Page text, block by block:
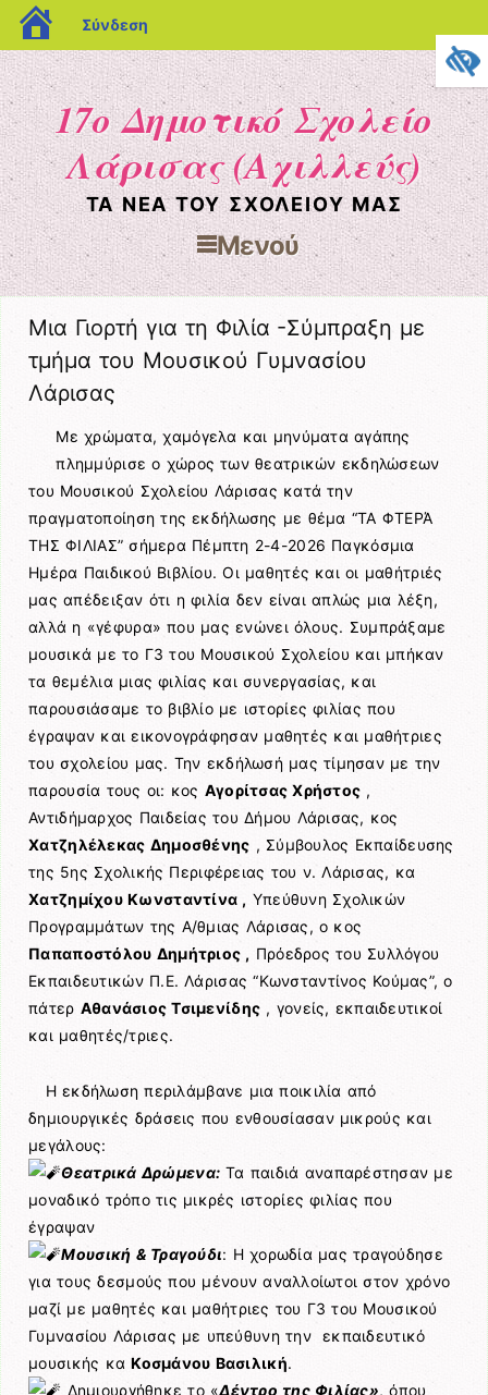
blogs.sch.gr
Σύνδεση
17ο Δημοτικό Σχολείο
Λάρισας (Αχιλλεύς)
ΤΑ ΝΈΑ ΤΟΥ ΣΧΟΛΕΊΟΥ ΜΑΣ
Μενού
Μετάβαση στο περιεχόμενο
Μια Γιορτή για τη Φιλία -Σύμπραξη με
τμήμα του Μουσικού Γυμνασίου
Λάρισας
Με χρώματα, χαμόγελα και μηνύματα αγάπης
πλημμύρισε ο χώρος των θεατρικών εκδηλώσεων
του Μουσικού Σχολείου Λάρισας κατά την
πραγματοποίηση της εκδήλωσης με θέμα “ΤΑ ΦΤΕΡΆ
ΤΗΣ ΦΙΛΙΑΣ” σήμερα Πέμπτη 2-4-2026 Παγκόσμια
Ημέρα Παιδικού Βιβλίου. Οι μαθητές και οι μαθήτριές
μας απέδειξαν ότι η φιλία δεν είναι απλώς μια λέξη,
αλλά η «γέφυρα» που μας ενώνει όλους. Συμπράξαμε
μουσικά με το Γ3 του Μουσικού Σχολείου και μπήκαν
τα θεμέλια μιας φιλίας και συνεργασίας, και
παρουσιάσαμε το βιβλίο με ιστορίες φιλίας που
έγραψαν και εικονογράφησαν μαθητές και μαθήτριες
του σχολείου μας. Την εκδήλωσή μας τίμησαν με την
παρουσία τους οι: κος Αγορίτσας Χρήστος ,
Αντιδήμαρχος Παιδείας του Δήμου Λάρισας, κος
Χατζηλέλεκας Δημοσθένης , Σύμβουλος Εκπαίδευσης
της 5ης Σχολικής Περιφέρειας του ν. Λάρισας, κα
Χατζημίχου Κωνσταντίνα , Υπεύθυνη Σχολικών
Προγραμμάτων της Α/θμιας Λάρισας, ο κος
Παπαποστόλου Δημήτριος , Πρόεδρος του Συλλόγου
Εκπαιδευτικών Π.Ε. Λάρισας “Κωνσταντίνος Κούμας”, ο
πάτερ Αθανάσιος Τσιμενίδης , γονείς, εκπαιδευτικοί
και μαθητές/τριες.
Η εκδήλωση περιλάμβανε μια ποικιλία από
δημιουργικές δράσεις που ενθουσίασαν μικρούς και
μεγάλους:
Θεατρικά Δρώμενα: Τα παιδιά αναπαρέστησαν με
μοναδικό τρόπο τις μικρές ιστορίες φιλίας που
έγραψαν
Μουσική & Τραγούδι: Η χορωδία μας τραγούδησε
για τους δεσμούς που μένουν αναλλοίωτοι στον χρόνο
μαζί με μαθητές και μαθήτριες του Γ3 του Μουσικού
Γυμνασίου Λάρισας με υπεύθυνη την εκπαιδευτικό
μουσικής καΚοσμάνου Βασιλική.
Δημιουργήθηκε το «Δέντρο της Φιλίας», όπου